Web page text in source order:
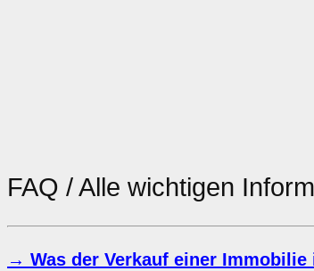
FAQ / Alle wichtigen
→ Was der Verkauf einer